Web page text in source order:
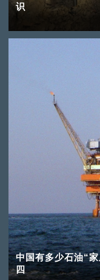
识
中国有多少石油“
四